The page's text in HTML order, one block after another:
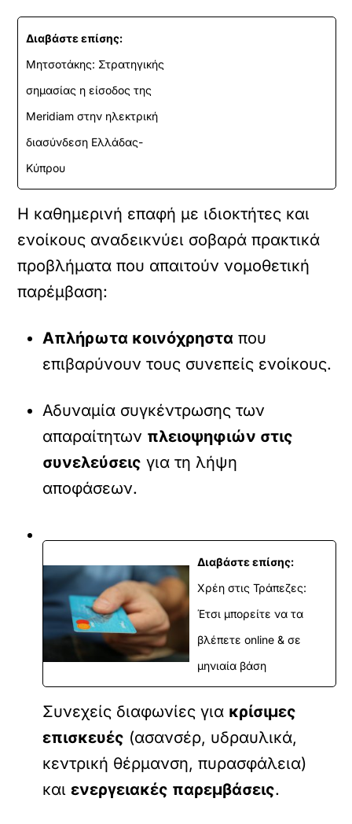
Διαβάστε επίσης:
Μητσοτάκης: Στρατηγικής
σημασίας η είσοδος της
Meridiam στην ηλεκτρική
διασύνδεση Ελλάδας-
Κύπρου
Η καθημερινή επαφή με ιδιοκτήτες και
ενοίκους αναδεικνύει σοβαρά πρακτικά
προβλήματα που απαιτούν νομοθετική
παρέμβαση:
Απλήρωτα κοινόχρηστα που
επιβαρύνουν τους συνεπείς ενοίκους.
Αδυναμία συγκέντρωσης των
απαραίτητων πλειοψηφιών στις
συνελεύσεις για τη λήψη
αποφάσεων.
Διαβάστε επίσης:
Χρέη στις Τράπεζες:
Έτσι μπορείτε να τα
βλέπετε online & σε
μηνιαία βάση
Συνεχείς διαφωνίες για κρίσιμες
επισκευές (ασανσέρ, υδραυλικά,
κεντρική θέρμανση, πυρασφάλεια)
καιενεργειακές παρεμβάσεις.